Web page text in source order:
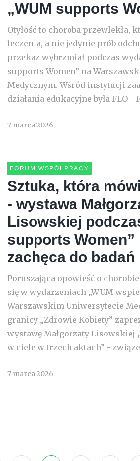
„WUM supports
Otyłość to choroba przewlekła,
leczenia, a nie jedynie prób
przekaz wybrzmiał podczas
supports Women” na
Medycznym. Wśród instytucji
działania edukacyjne była FLO -
7 marca 2026
FORUM WSPÓŁPRACY
Sztuka, która
- wystawa
Lisowskiej
supports Women”
zachęca do badań
Poruszająca opowieść o
się w wydarzeniach „WUM
Warszawskim Uniwersytecie
granicy „Zdrowie Kobiety”
wystawę Małgorzaty Lisowskiej
w ciele w trzech aktach” -
7 marca 2026